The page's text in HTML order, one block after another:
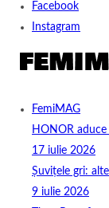
Facebook
Instagram
FemiMAG
HONOR
17 iulie 2026
Șuvițele gri:
9 iulie 2026